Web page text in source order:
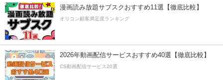
漫画読み放題サブスクおすすめ11選【徹底比較】
オリコン顧客満足度ランキング
2026年動画配信サービスおすすめ40選【徹底比較】
CS動画配信サービス20選